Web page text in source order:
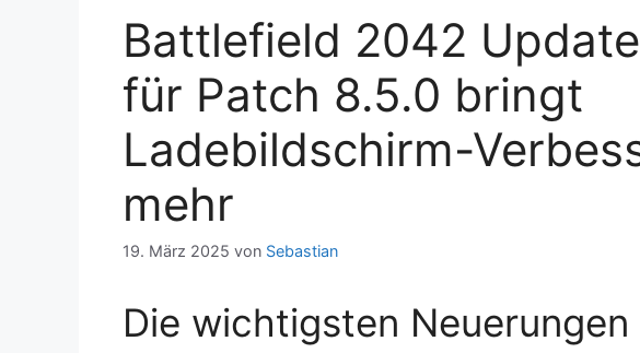
Battlefield 2042
für Patch 8.5.0 bringt
Ladebildschirm-
mehr
19. März 2025 von Sebastian
Die wichtigsten